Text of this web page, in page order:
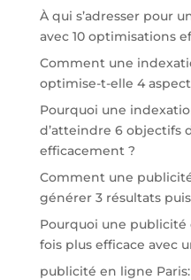
À qui s’adresser pour
avec 10 optimisations
Comment une
optimise-t-elle 4
Pourquoi une
d’atteindre 6 objectifs
efficacement ?
Comment une
générer 3 résultats
Pourquoi une publicité
fois plus efficace avec
publicité en ligne